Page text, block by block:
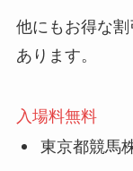
他にもお得な
あります。
入場料無料
東京都競馬